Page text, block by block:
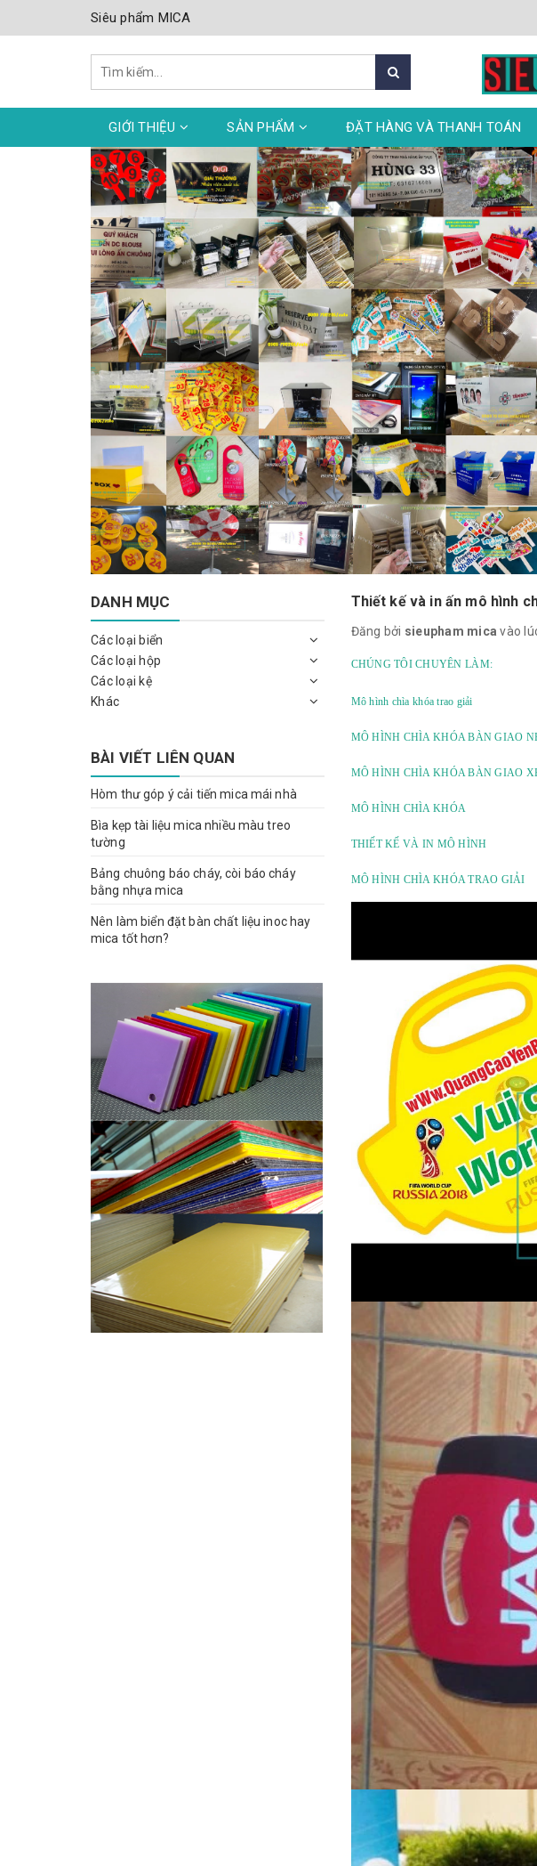
Siêu phẩm MICA
GIỚI THIỆU SẢN PHẨM ĐẶT HÀNG VÀ THANH TOÁN
Thiết kế và in ấn mô hình
Đăng bởi sieupham mica vào
CHÚNG TÔI CHUYÊN LÀM:
Mô hình chìa khóa trao giải
MÔ HÌNH CHÌA KHÓA BÀN GIAO
MÔ HÌNH CHÌA KHÓA BÀN GIAO
MÔ HÌNH CHÌA KHÓA
THIẾT KẾ VÀ IN MÔ HÌNH
MÔ HÌNH CHÌA KHÓA TRAO GIẢI
DANH MỤC
Các loại biển
Các loại hộp
Các loại kệ
Khác
BÀI VIẾT LIÊN QUAN
Hòm thư góp ý cải tiến mica mái nhà
Bìa kẹp tài liệu mica nhiều màu treo
tường
Bảng chuông báo cháy, còi báo cháy
bằng nhựa mica
Nên làm biển đặt bàn chất liệu inoc hay
mica tốt hơn?